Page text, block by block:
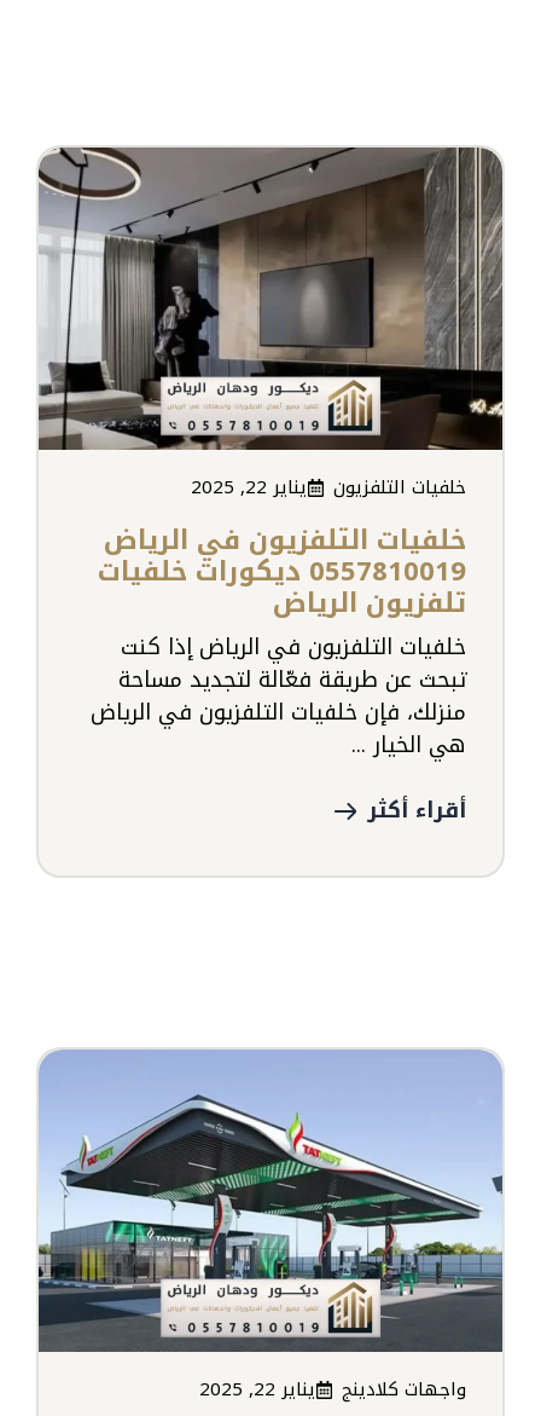
خلفيات التلفزيون يناير 22, 2025
خلفيات التلفزيون في الرياض
0557810019 ديكورات خلفيات
تلفزيون الرياض
خلفيات التلفزيون في الرياض إذا كنت
تبحث عن طريقة فعّالة لتجديد مساحة
منزلك، فإن خلفيات التلفزيون في الرياض
هي الخيار ...
أقراء أكثر
واجهات كلادينج يناير 22, 2025